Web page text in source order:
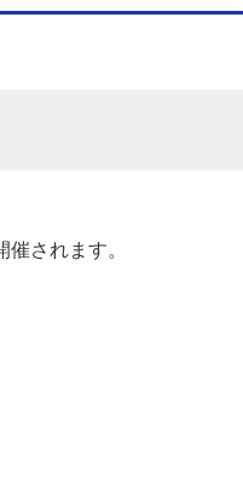
されます。